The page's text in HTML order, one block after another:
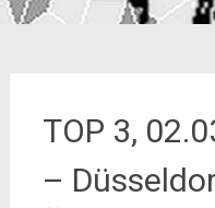
TOP 3,
–